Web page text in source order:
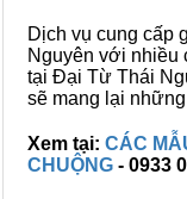
Dịch vụ cung cấp
Nguyên với
tại Đại Từ Thái
sẽ mang lại
Xem tại: CÁC
CHUỘNG - 0933